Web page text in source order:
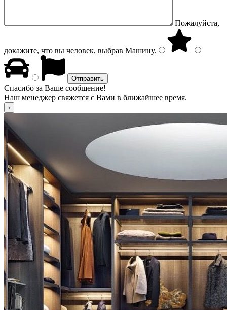
Пожалуйста,
докажите, что вы человек, выбрав Машину.
Спасибо за Ваше сообщение!
Наш менеджер свяжется с Вами в ближайшее время.